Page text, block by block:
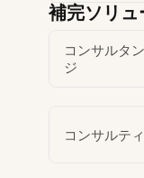
補完ソリュ
コンサルタ
ジ
コンサルテ